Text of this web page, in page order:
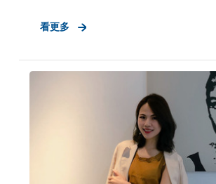
其他產業合作可能的前提下，深入鑽
量累積，在2018年初，VOCAL MIDDLE
產業線－「金融服務策動事業群」，
總監 Sheila率隊提供「消費產業」、
雙領域客戶所需之服務。
看更多